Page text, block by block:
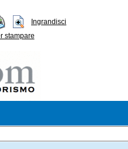
Ingrandisci
stampare